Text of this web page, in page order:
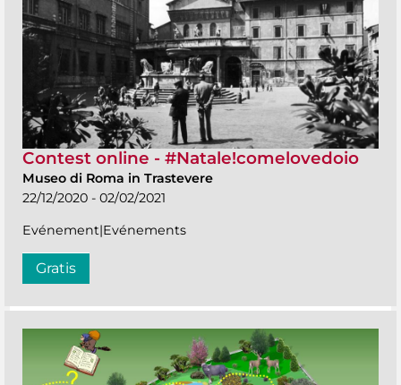
Contest online - #Natale!comelovedoio
Museo di Roma in Trastevere
22/12/2020 - 02/02/2021
Evénement|Evénements
Gratis